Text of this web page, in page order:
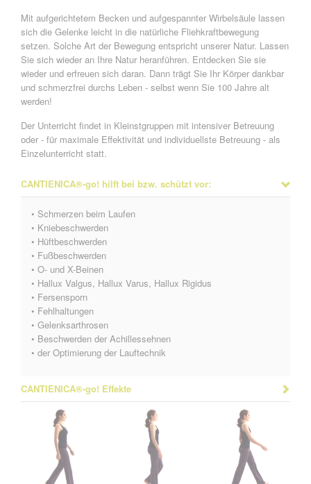
Mit aufgerichtetem Becken und aufgespannter Wirbelsäule lassen
sich die Gelenke leicht in die natürliche Fliehkraftbewegung
setzen. Solche Art der Bewegung entspricht unserer Natur. Lassen
Sie sich wieder an Ihre Natur heranführen. Entdecken Sie sie
wieder und erfreuen sich daran. Dann trägt Sie Ihr Körper dankbar
und schmerzfrei durchs Leben - selbst wenn Sie 100 Jahre alt
werden!
Der Unterricht findet in Kleinstgruppen mit intensiver Betreuung
oder - für maximale Effektivität und individuellste Betreuung - als
Einzelunterricht statt.
CANTIENICA®-go! hilft bei bzw. schützt vor:
• Schmerzen beim Laufen
• Kniebeschwerden
• Hüftbeschwerden
• Fußbeschwerden
• O- und X-Beinen
• Hallux Valgus, Hallux Varus, Hallux Rigidus
• Fersensporn
• Fehlhaltungen
• Gelenksarthrosen
• Beschwerden der Achillessehnen
• der Optimierung der Lauftechnik
CANTIENICA®-go! Effekte